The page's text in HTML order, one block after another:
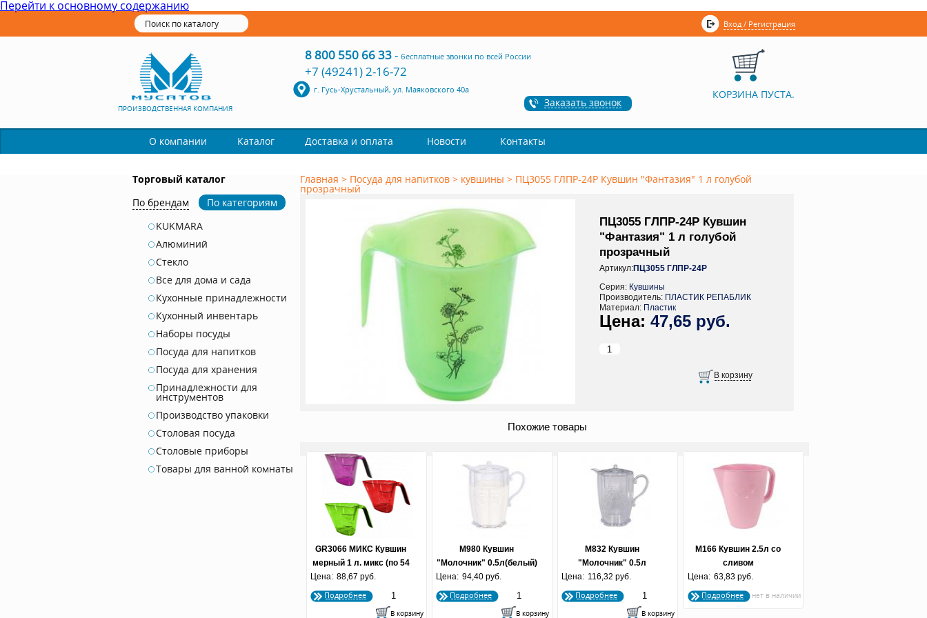
Перейти к основному содержанию
Вход / Регистрация
ПРОИЗВОДСТВЕННАЯ КОМПАНИЯ
8 800 550 66 33- бесплатные звонки по всей России
+7 (49241) 2-16-72
г. Гусь-Хрустальный, ул. Маяковского 40а
Заказать звонок
КОРЗИНА ПУСТА.
О компании Каталог Доставка и оплата Новости Контакты
Торговый каталог
По брендам
По категориям
KUKMARA
Алюминий
Стекло
Все для дома и сада
Кухонные принадлежности
Кухонный инвентарь
Наборы посуды
Посуда для напитков
Посуда для хранения
Принадлежности для
инструментов
Производство упаковки
Столовая посуда
Столовые приборы
Товары для ванной комнаты
Главная > Посуда для напитков > кувшины > ПЦ3055 ГЛПР-24Р Кувшин "Фантазия" 1 л голубой
прозрачный
ПЦ3055 ГЛПР-24Р Кувшин
"Фантазия" 1 л голубой
прозрачный
Артикул:ПЦ3055 ГЛПР-24Р
Серия: Кувшины
Производитель: ПЛАСТИК РЕПАБЛИК
Материал: Пластик
47,65 руб.
Похожие товары
GR3066 МИКС Кувшин
мерный 1 л. микс (по 54
шт.)
Цена: 88,67 руб.
Подробнее
М980 Кувшин
"Молочник" 0.5л(белый)
Цена: 94,40 руб.
Подробнее
М832 Кувшин
"Молочник" 0.5л
Цена: 116,32 руб.
Подробнее
М166 Кувшин 2.5л со
сливом
Цена: 63,83 руб.
Подробнее